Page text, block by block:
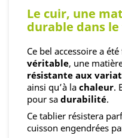
Le cuir, une
durable dans
Ce bel accessoire a
véritable, une
résistante aux
ainsi qu’à la chaleur.
pour sa durabilité.
Ce tablier résistera
cuisson engendrées